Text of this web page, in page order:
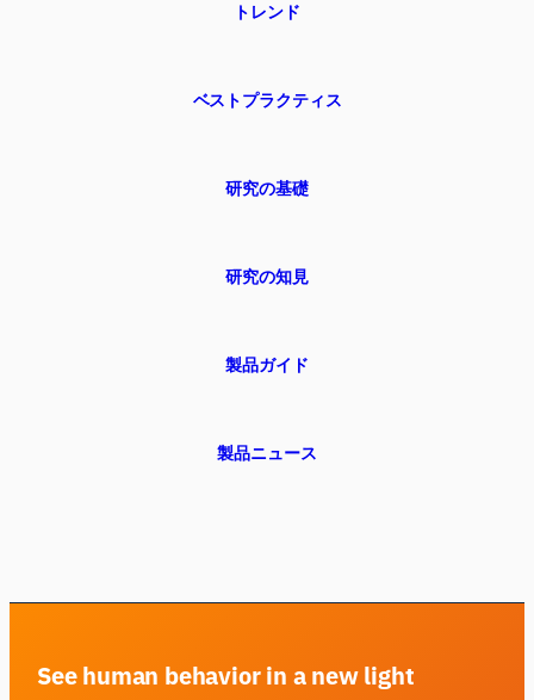
トレンド
ベストプラクティス
研究の基礎
研究の知見
製品ガイド
製品ニュース
See human behavior in a new light